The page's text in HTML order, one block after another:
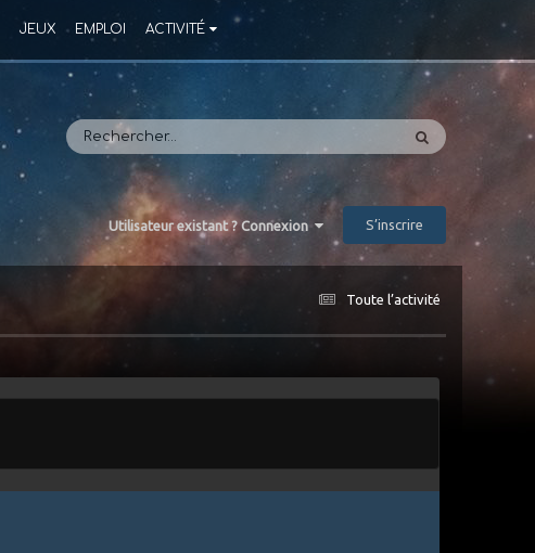
JEUX EMPLOI ACTIVITÉ
Utilisateur existant ? Connexion S’inscrire
Toute l’activité